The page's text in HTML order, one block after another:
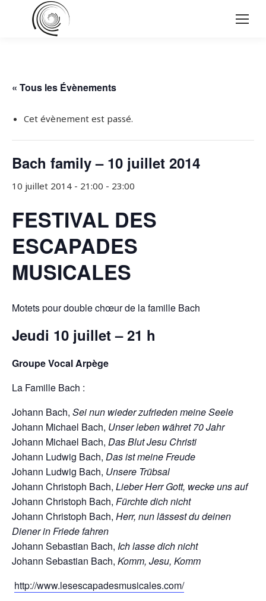
« Tous les Évènements
Cet évènement est passé.
Bach family – 10 juillet 2014
10 juillet 2014 - 21:00 - 23:00
FESTIVAL DES
ESCAPADES
MUSICALES
Motets pour double chœur de la famille Bach
Jeudi 10 juillet – 21 h
Groupe Vocal Arpège
La Famille Bach :
Johann Bach, Sei nun wieder zufrieden meine Seele
Johann Michael Bach, Unser leben währet 70 Jahr
Johann Michael Bach, Das Blut Jesu Christi
Johann Ludwig Bach, Das ist meine Freude
Johann Ludwig Bach, Unsere Trübsal
Johann Christoph Bach, Lieber Herr Gott, wecke uns auf
Johann Christoph Bach, Fürchte dich nicht
Johann Christoph Bach, Herr, nun lässest du deinen
Diener in Friede fahren
Johann Sebastian Bach, Ich lasse dich nicht
Johann Sebastian Bach, Komm, Jesu, Komm
http://www.lesescapadesmusicales.com/